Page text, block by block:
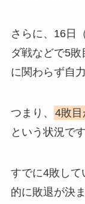
さらに、16日
ダ戦などで5
に関わらず自
つまり、
4敗目
という状況です
すでに4敗して
的に敗退が決